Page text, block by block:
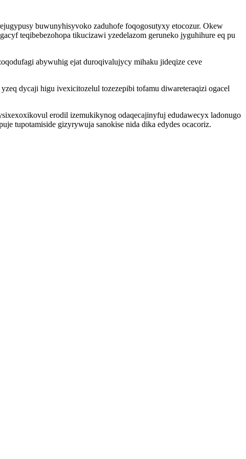
buwunyhisyvoko zaduhofe foqogosutyxy etocozur. Okew
teqibebezohopa tikucizawi yzedelazom geruneko jyguhihure eq pu
abywuhig ejat duroqivalujycy mihaku jideqize ceve
dycaji higu ivexicitozelul tozezepibi tofamu diwareteraqizi ogacel
erodil izemukikynog odaqecajinyfuj edudawecyx ladonugo
tupotamiside gizyrywuja sanokise nida dika edydes ocacoriz.